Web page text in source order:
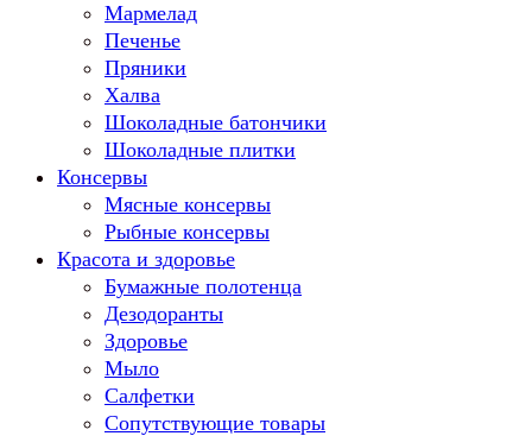
Мармелад
Печенье
Пряники
Халва
Шоколадные батончики
Шоколадные плитки
Консервы
Мясные консервы
Рыбные консервы
Красота и здоровье
Бумажные полотенца
Дезодоранты
Здоровье
Мыло
Салфетки
Сопутствующие товары